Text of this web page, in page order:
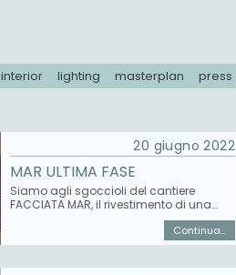
interior lighting masterplan
press
20 giugno 2022
MAR ULTIMA FASE
Siamo agli sgoccioli del cantiere
FACCIATA MAR, il rivestimento di una
facciata e del muro di recinto, con
lastre in gres grande formato by
Laminam. Insieme a tutto lo staff di
Continua...